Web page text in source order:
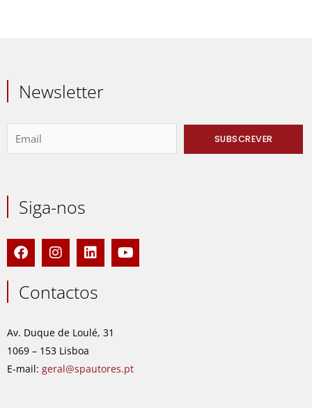
Newsletter
Siga-nos
F
a
c
e
b
o
k
I
n
s
t
a
r
a
m
L
i
n
k
e
i
n
Y
o
u
Contactos
Av. Duque de Loulé, 31
1069 – 153 Lisboa
E-mail: geral@spautores.pt